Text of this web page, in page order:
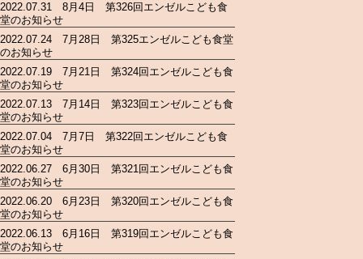
2022.07.31 8月4日 第326回エンゼルこども食
堂のお知らせ
2022.07.24 7月28日 第325エンゼルこども食堂
のお知らせ
2022.07.19 7月21日 第324回エンゼルこども食
堂のお知らせ
2022.07.13 7月14日 第323回エンゼルこども食
堂のお知らせ
2022.07.04 7月7日 第322回エンゼルこども食
堂のお知らせ
2022.06.27 6月30日 第321回エンゼルこども食
堂のお知らせ
2022.06.20 6月23日 第320回エンゼルこども食
堂のお知らせ
2022.06.13 6月16日 第319回エンゼルこども食
堂のお知らせ